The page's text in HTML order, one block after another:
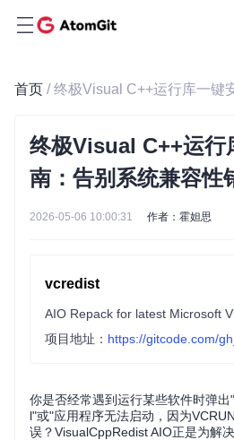
首页
终极Visual C++运行
南：告别系统兼容性
2026-05-06 10:00:31 作者：霍妲思
vcredist
项目地址： https://gitcode.com/
你是否经常遇到运行某些软件时弹
l"或"应用程序无法启动，因为
误？VisualCppRedist AIO正是为解